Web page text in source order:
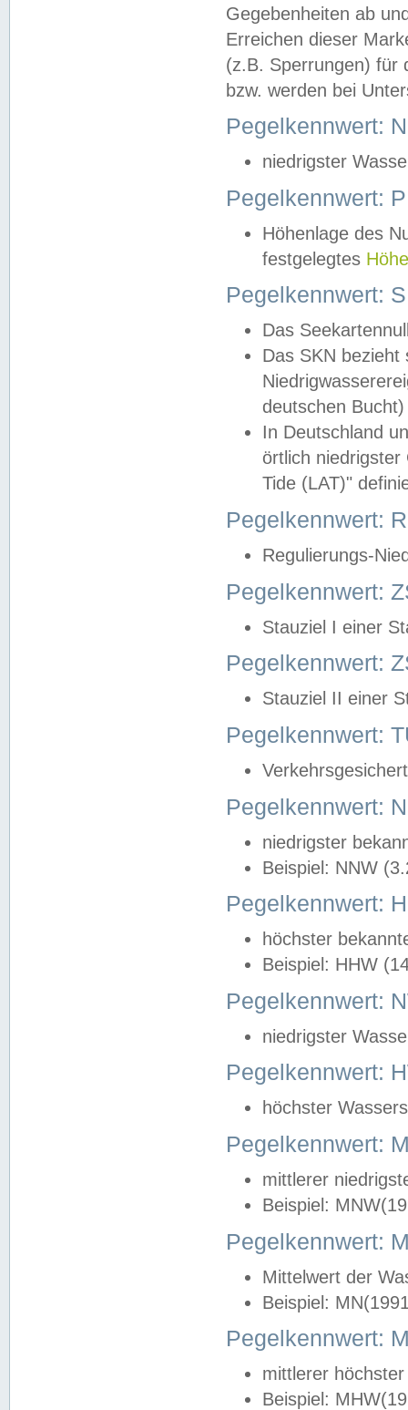
Gegebenheiten ab
Erreichen dieser
(z.B. Sperrungen) für
bzw. werden bei
Pegelkennwert:
niedrigster
Pegelkennwert:
Höhenlage des
festgelegtes
Pegelkennwert:
Das
Das SKN
deutschen
In Deutschland
örtlich
Tide (LAT)"
Pegelkennwert:
Regulierungs-
Pegelkennwert:
Stauziel I einer
Pegelkennwert:
Stauziel II einer
Pegelkennwert:
Pegelkennwert:
niedrigster
Beispiel: NNW
Pegelkennwert:
höchster
Beispiel: HHW
Pegelkennwert:
niedrigster
Pegelkennwert:
höchster
Pegelkennwert:
mittlerer
Beispiel:
Pegelkennwert:
Mittelwert der
Beispiel:
Pegelkennwert:
mittlerer
Beispiel: